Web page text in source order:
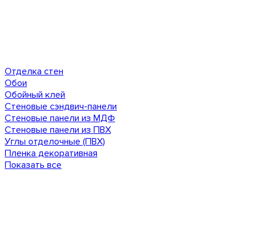
Отделка стен
Обои
Обойный клей
Стеновые сэндвич-панели
Стеновые панели из МДФ
Стеновые панели из ПВХ
Углы отделочные (ПВХ)
Пленка декоративная
Показать все